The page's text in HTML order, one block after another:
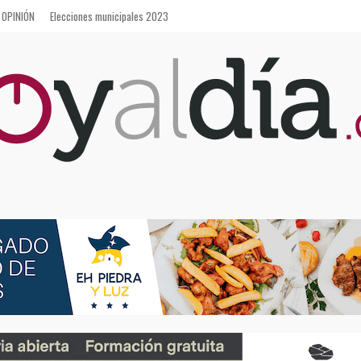
OPINIÓN Elecciones municipales 2023